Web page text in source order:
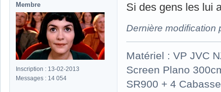
Membre
Inscription : 13-02-2013
Messages : 14 054
Si des gens les lui
Dernière modification
Matériel : VP JVC
Screen Plano
SR900 + 4